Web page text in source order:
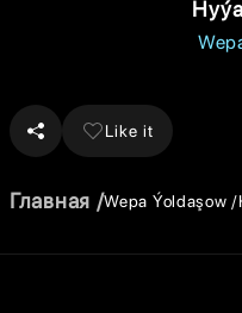
Like it
Главная Wepa Ýoldaşow